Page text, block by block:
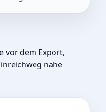
vor dem Export,
nahe